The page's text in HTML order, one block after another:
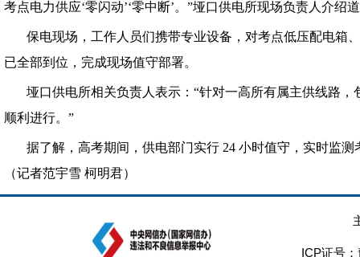
考点电力供应‘零闪动’‘零中断’。”垭口供电所现场负责人介绍
保电现场，工作人员们携带专业设备，对考点低压配电箱
已全部到位，完成现场值守部署。
垭口供电所相关负责人表示：“针对一高所有属主供线路
顺利进行。”
据了解，高考期间，供电部门实行 24 小时值守，实时监
（记者范宇雪 柯明君）
ICP证号：